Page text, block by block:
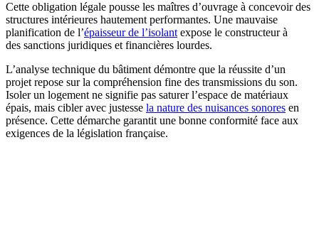
Cette obligation légale pousse les maîtres d’ouvrage à concevoir des
structures intérieures hautement performantes. Une mauvaise
planification de l’épaisseur de l’isolant expose le constructeur à
des sanctions juridiques et financières lourdes.
L’analyse technique du bâtiment démontre que la réussite d’un
projet repose sur la compréhension fine des transmissions du son.
Isoler un logement ne signifie pas saturer l’espace de matériaux
épais, mais cibler avec justesse la nature des nuisances sonores en
présence. Cette démarche garantit une bonne conformité face aux
exigences de la législation française.